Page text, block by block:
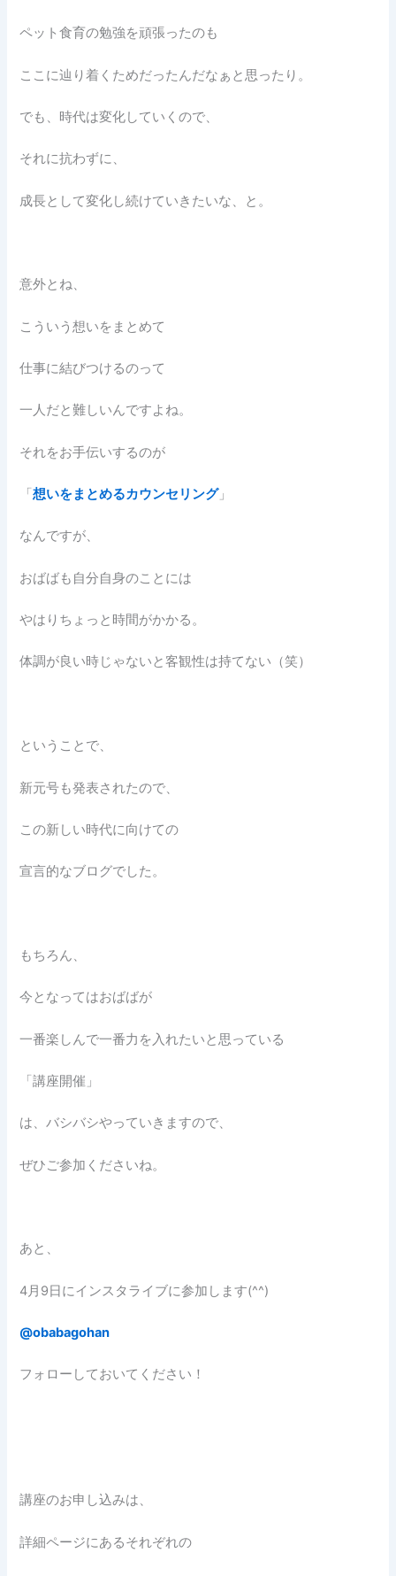
ペット食育の勉強を頑張ったのも
ここに辿り着くためだったんだなぁと思ったり。
でも、時代は変化していくので、
それに抗わずに、
成長として変化し続けていきたいな、と。
意外とね、
こういう想いをまとめて
仕事に結びつけるのって
一人だと難しいんですよね。
それをお手伝いするのが
「想いをまとめるカウンセリング」
なんですが、
おばばも自分自身のことには
やはりちょっと時間がかかる。
体調が良い時じゃないと客観性は持てない（笑）
ということで、
新元号も発表されたので、
この新しい時代に向けての
宣言的なブログでした。
もちろん、
今となってはおばばが
一番楽しんで一番力を入れたいと思っている
「講座開催」
は、バシバシやっていきますので、
ぜひご参加くださいね。
あと、
4月9日にインスタライブに参加します(^^)
@obabagohan
フォローしておいてください！
講座のお申し込みは、
詳細ページにあるそれぞれの